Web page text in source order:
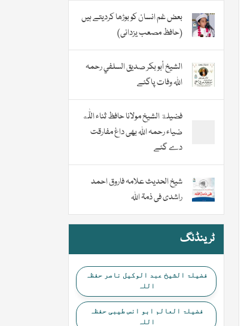
بعض غم انسان کو بوڑھا کردیتے ہیں
(حافظ مصعب یزدانی)
الشيخ أبو بكر صديق السلفي رحمہ
اللہ وفات پاگئے
فضیلة الشيخ مولانا حافظ ثناء اللّٰه
ضیاء رحمہ اللہ بھی داغ مفارقت
دے گئے
شیخ الحدیث علامہ فاروق احمد
راشدی فی ذمۃ اللہ
ٹرینڈنگ
فضیلۃ الشیخ عبد الوکیل ناصر حفظہ
اللہ
فضیلۃ العالم ابو انس طیبی حفظہ
اللہ